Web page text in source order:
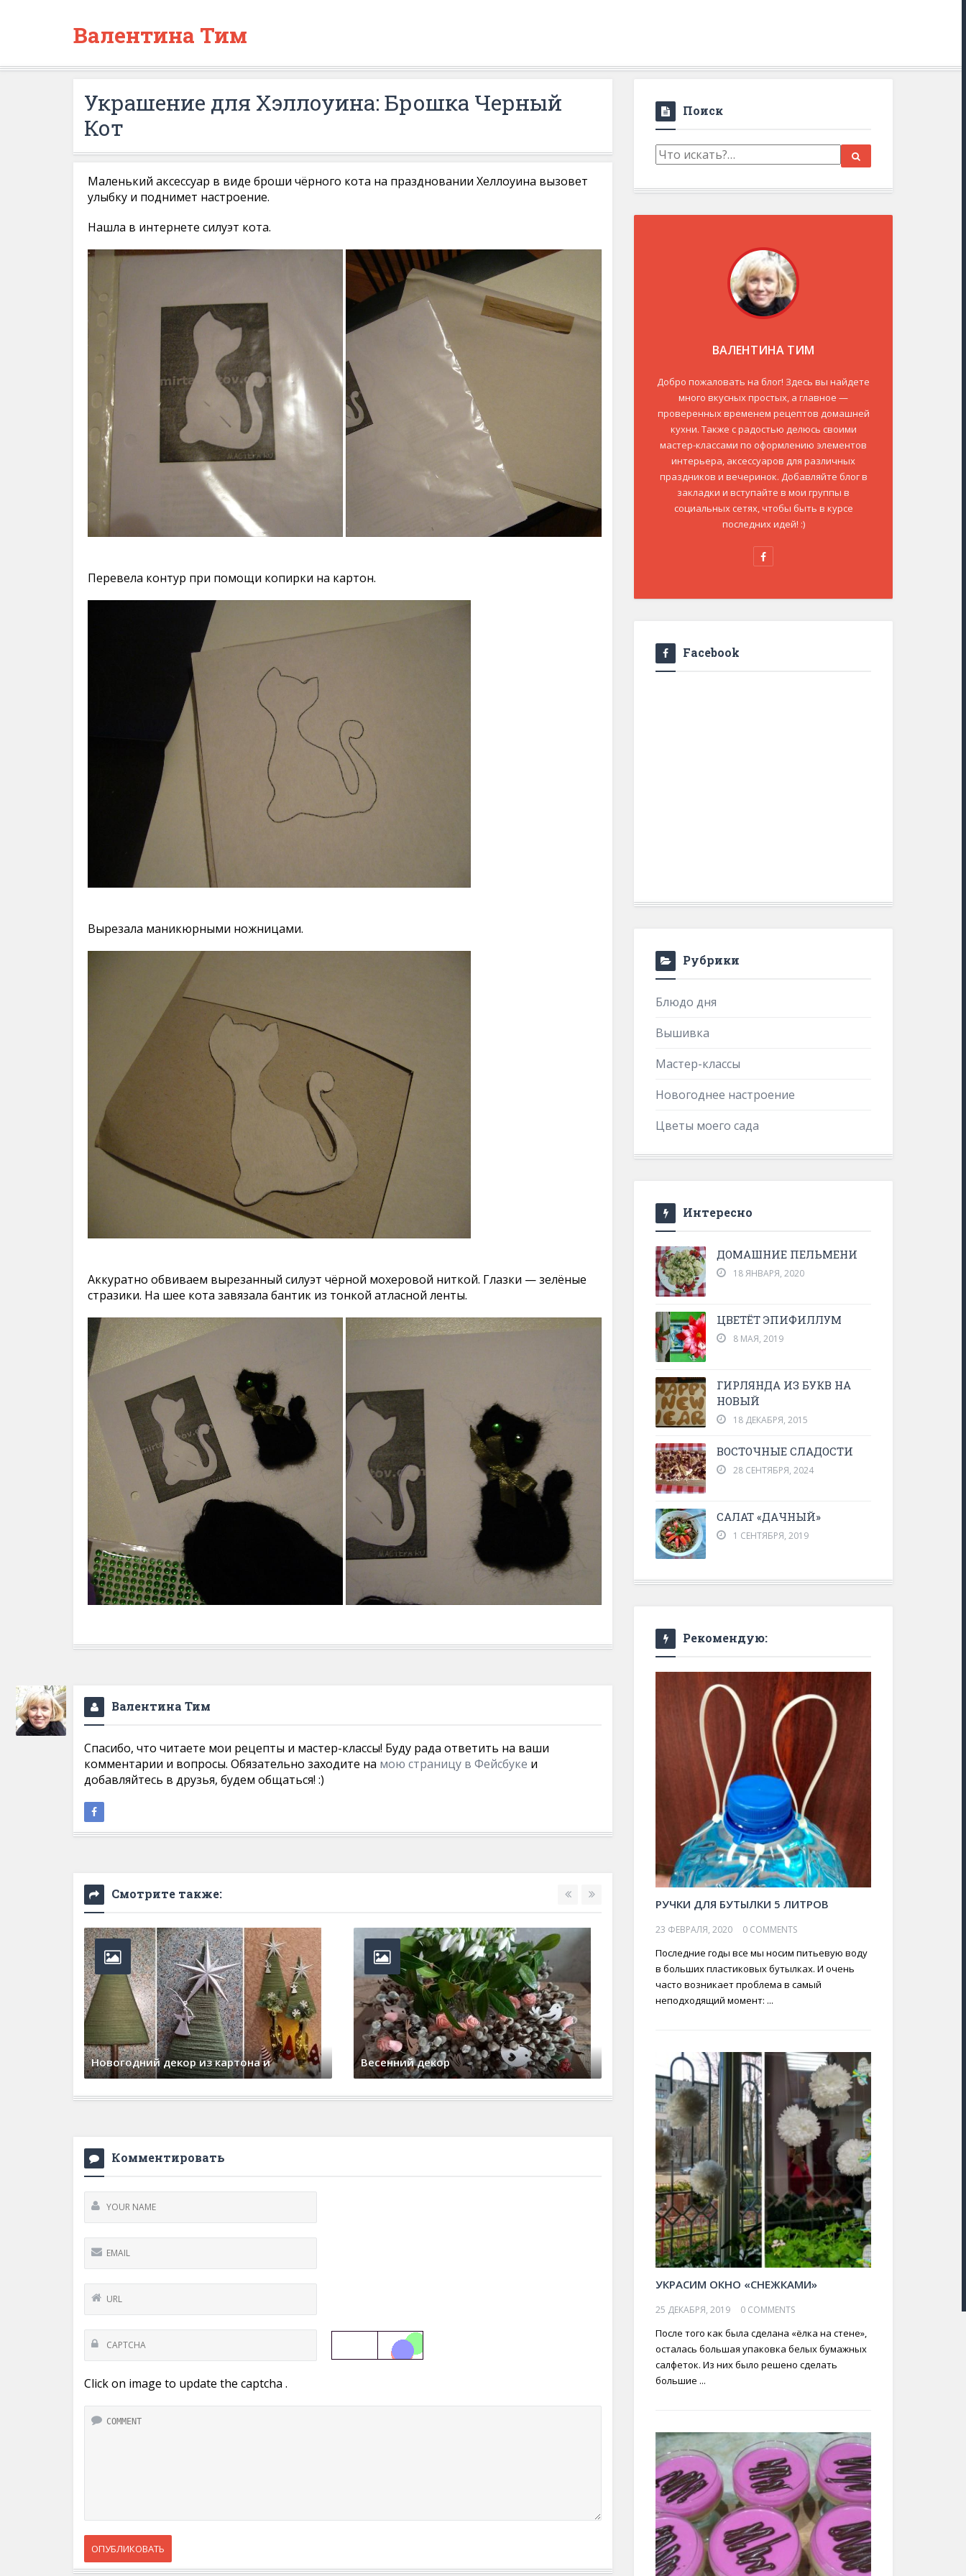
Валентина Тим
Украшение для Хэллоуина: Брошка Черный
Кот
Маленький аксессуар в виде броши чёрного кота на праздновании Хеллоуина вызовет
улыбку и поднимет настроение.
Нашла в интернете силуэт кота.
Перевела контур при помощи копирки на картон.
Вырезала маникюрными ножницами.
Аккуратно обвиваем вырезанный силуэт чёрной мохеровой ниткой. Глазки — зелёные
стразики. На шее кота завязала бантик из тонкой атласной ленты.
Валентина Тим
Спасибо, что читаете мои рецепты и мастер-классы! Буду рада ответить на ваши
комментарии и вопросы. Обязательно заходите на мою страницу в Фейсбуке и
добавляйтесь в друзья, будем общаться! :)
Смотрите также:
Новогодний декор из картона и Весенний декор Декоративный венок из гипсофилы
29 июля, 2026 0 Comments
Комментировать
Click on image to update the captcha .
Поиск
ВАЛЕНТИНА ТИМ
Добро пожаловать на блог! Здесь вы найдете
много вкусных простых, а главное —
проверенных временем рецептов домашней
кухни. Также с радостью делюсь своими
мастер-классами по оформлению элементов
интерьера, аксессуаров для различных
праздников и вечеринок. Добавляйте блог в
закладки и вступайте в мои группы в
социальных сетях, чтобы быть в курсе
последних идей! :)
Facebook
Рубрики
Блюдо дня
Вышивка
Мастер-классы
Новогоднее настроение
Цветы моего сада
Интересно
ДОМАШНИЕ ПЕЛЬМЕНИ
18 ЯНВАРЯ, 2020
ЦВЕТЁТ ЭПИФИЛЛУМ
8 МАЯ, 2019
ГИРЛЯНДА ИЗ БУКВ НА
НОВЫЙ
18 ДЕКАБРЯ, 2015
ВОСТОЧНЫЕ СЛАДОСТИ
28 СЕНТЯБРЯ, 2024
САЛАТ «ДАЧНЫЙ»
1 СЕНТЯБРЯ, 2019
Рекомендую:
РУЧКИ ДЛЯ БУТЫЛКИ 5 ЛИТРОВ
23 ФЕВРАЛЯ, 2020 0 COMMENTS
Последние годы все мы носим питьевую воду
в больших пластиковых бутылках. И очень
часто возникает проблема в самый
неподходящий момент: ...
УКРАСИМ ОКНО «СНЕЖКАМИ»
25 ДЕКАБРЯ, 2019 0 COMMENTS
После того как была сделана «ёлка на стене»,
осталась большая упаковка белых бумажных
салфеток. Из них было решено сделать
большие ...